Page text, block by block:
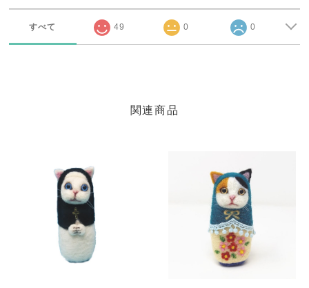
すべて 49 0 0
関連商品